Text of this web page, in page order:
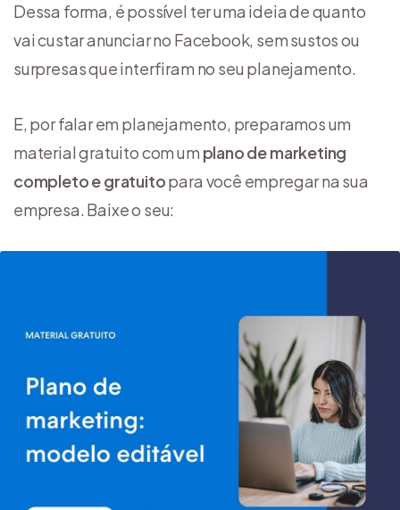
Dessa forma, é possível ter uma ideia de quanto
vai custar anunciar no Facebook, sem sustos ou
surpresas que interfiram no seu planejamento.
E, por falar em planejamento, preparamos um
material gratuito com um plano de marketing
completo e gratuitopara você empregar na sua
empresa. Baixe o seu: